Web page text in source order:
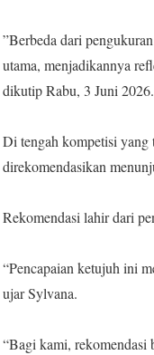
‎”Berbeda dari
utama, menjadikannya
dikutip Rabu, 3 Juni 2026.
‎Di tengah kompetisi yang
direkomendasikan
‎Rekomendasi lahir dari
‎“Pencapaian ketujuh ini
ujar Sylvana.
‎“Bagi kami, rekomendasi